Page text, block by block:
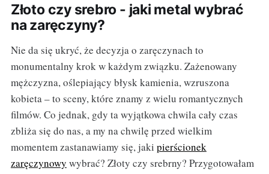
Złoto czy srebro - jaki metal wybrać
na zaręczyny?
Nie da się ukryć, że decyzja o zaręczynach to
monumentalny krok w każdym związku. Zażenowany
mężczyzna, oślepiający błysk kamienia, wzruszona
kobieta – to sceny, które znamy z wielu romantycznych
filmów. Co jednak, gdy ta wyjątkowa chwila cały czas
zbliża się do nas, a my na chwilę przed wielkim
momentem zastanawiamy się, jaki pierścionek
zaręczynowy wybrać? Złoty czy srebrny? Przygotowałam